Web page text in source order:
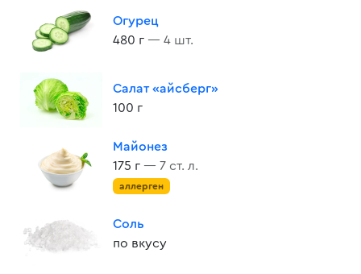
Огурец
480 г — 4 шт.
Салат «айсберг»
100 г
Майонез
175 г — 7 ст. л.
аллерген
Соль
по вкусу